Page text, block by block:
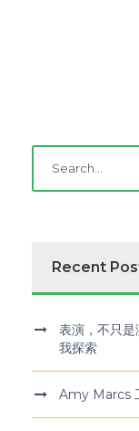
Recent
表演，不只
我探索
Amy Marcs